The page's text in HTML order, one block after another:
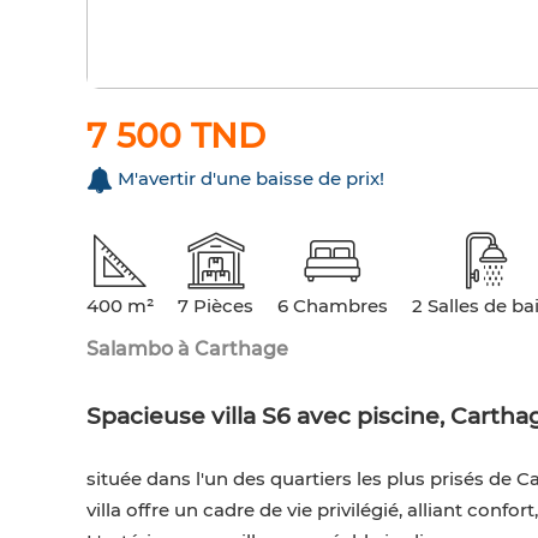
7 500 TND
M'avertir d'une baisse de prix!
400 m² 7 Pièces 6 Chambres
2 Salles de
Salambo à Carthage
Spacieuse villa S6 avec piscine,
située dans l'un des quartiers les plus prisés de
villa offre un cadre de vie privilégié, alliant